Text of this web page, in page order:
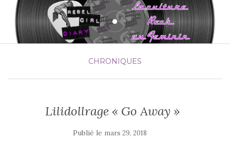
CHRONIQUES
Lilidollrage « Go Away »
Publié le mars 29, 2018